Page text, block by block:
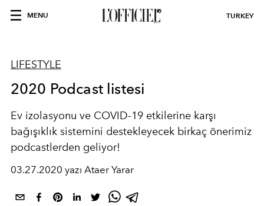
MENU TURKEY
LIFESTYLE
2020 Podcast listesi
Ev izolasyonu ve COVID-19 etkilerine karşı
bağışıklık sistemini destekleyecek birkaç önerimiz
podcastlerden geliyor!
03.27.2020 yazı Ataer Yarar